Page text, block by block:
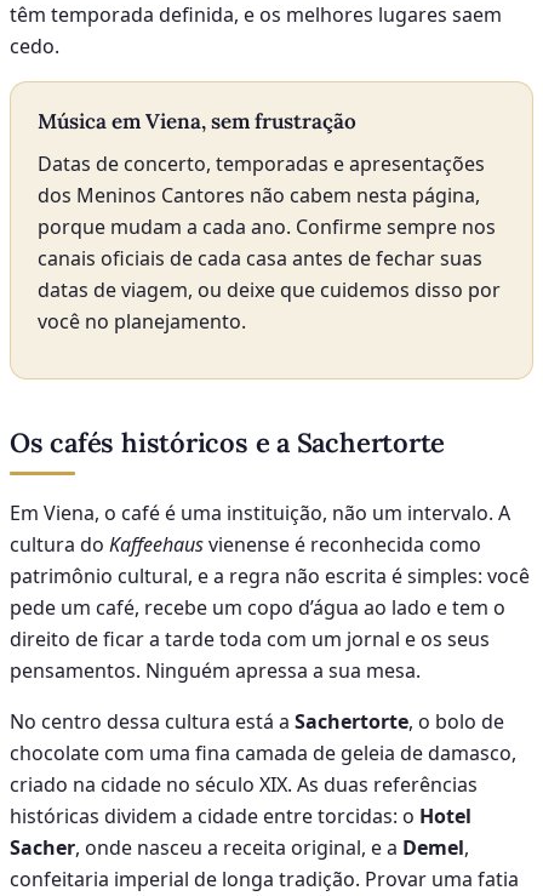
têm temporada definida, e os melhores lugares saem
cedo.
Música em Viena, sem frustração
Datas de concerto, temporadas e apresentações
dos Meninos Cantores não cabem nesta página,
porque mudam a cada ano. Confirme sempre nos
canais oficiais de cada casa antes de fechar suas
datas de viagem, ou deixe que cuidemos disso por
você no planejamento.
Os cafés históricos e a Sachertorte
Em Viena, o café é uma instituição, não um intervalo. A
cultura do Kaffeehausvienense é reconhecida como
patrimônio cultural, e a regra não escrita é simples: você
pede um café, recebe um copo d’água ao lado e tem o
direito de ficar a tarde toda com um jornal e os seus
pensamentos. Ninguém apressa a sua mesa.
No centro dessa cultura está a Sachertorte, o bolo de
chocolate com uma fina camada de geleia de damasco,
criado na cidade no século XIX. As duas referências
históricas dividem a cidade entre torcidas: o Hotel
Sacher, onde nasceu a receita original, e a Demel,
confeitaria imperial de longa tradição. Provar uma fatia